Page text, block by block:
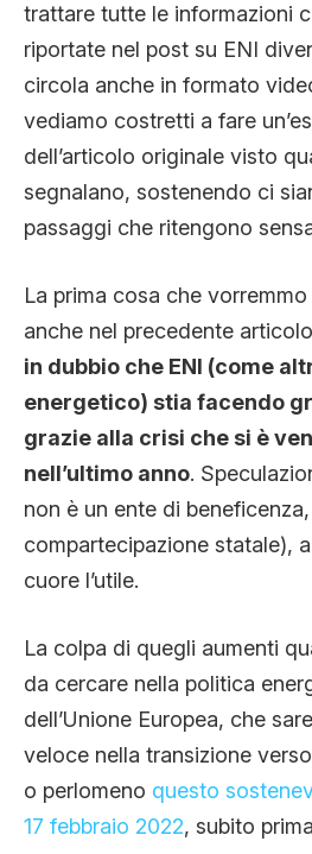
COMPLOTTI, LEGGENDE
EVERGREEN
EDITORIALI
TRUFFE E SOCIAL
CLIMA ED ENERGIA
CONTATTI
CHI SIAMO
trattare tutte le informazioni
riportate nel post su ENI
circola anche in formato
vediamo costretti a fare
dell’articolo originale visto
segnalano, sostenendo ci
passaggi che ritengono
La prima cosa che
anche nel precedente
in dubbio che ENI (come
energetico) stia facendo
grazie alla crisi che si è
nell’ultimo anno.
non è un ente di beneficenza,
compartecipazione statale),
cuore l’utile.
La colpa di quegli aumenti
da cercare nella politica
dell’Unione Europea, che
veloce nella transizione
o perlomeno questo
17 febbraio 2022, subito